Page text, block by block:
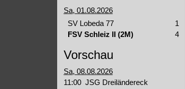
Sa, 01.08.2026
SV Lobeda 77
1
FSV Schleiz II (2M)
4
Vorschau
Sa, 08.08.2026
11:00 JSG Dreiländereck